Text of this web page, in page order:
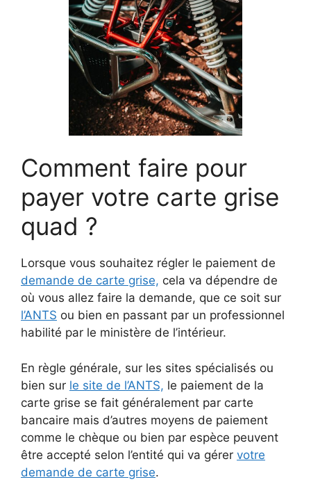
Comment faire pour
payer votre carte grise
quad ?
Lorsque vous souhaitez régler le paiement de
demande de carte grise, cela va dépendre de
où vous allez faire la demande, que ce soit sur
l’ANTS ou bien en passant par un professionnel
habilité par le ministère de l’intérieur.
En règle générale, sur les sites spécialisés ou
bien sur le site de l’ANTS, le paiement de la
carte grise se fait généralement par carte
bancaire mais d’autres moyens de paiement
comme le chèque ou bien par espèce peuvent
être accepté selon l’entité qui va gérer votre
demande de carte grise.